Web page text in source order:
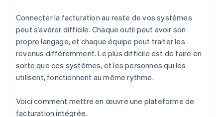
Connecter la facturation au reste de vos systèmes
peut s’avérer difficile. Chaque outil peut avoir son
propre langage, et chaque équipe peut traiter les
revenus différemment. Le plus difficile est de faire en
sorte que ces systèmes, et les personnes qui les
utilisent, fonctionnent au même rythme.
Voici comment mettre en œuvre une plateforme de
facturation intégrée.